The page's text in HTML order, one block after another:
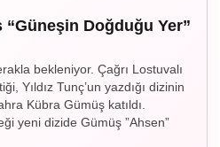
Doğduğu Yer”
bekleniyor. Çağrı Lostuvalı
Yıldız Tunç’un yazdığı dizinin
Kübra Gümüş katıldı.
yeni dizide Gümüş ”Ahsen”